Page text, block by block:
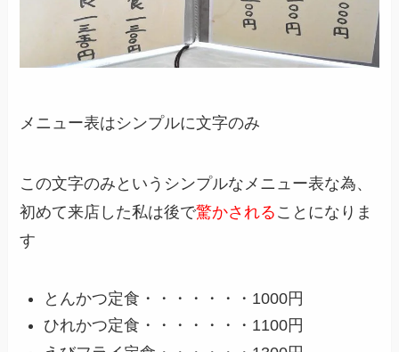
メニュー表はシンプルに文字のみ
この文字のみというシンプルなメニュー表な為、
初めて来店した私は後で驚かされる ことになりま
す
とんかつ定食・・・・・・・1000円
ひれかつ定食・・・・・・・1100円